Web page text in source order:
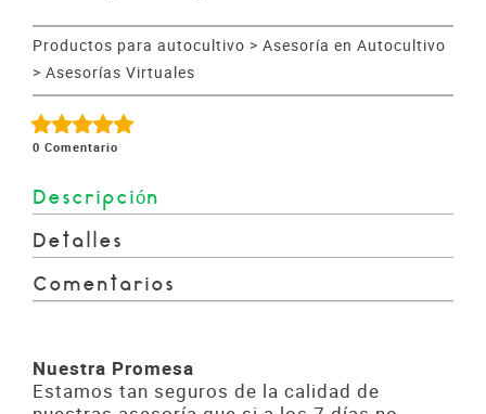
Productos para autocultivo > Asesoría en Autocultivo
> Asesorías Virtuales
0 Comentario
Descripción
Detalles
Comentarios
Nuestra Promesa
Estamos tan seguros de la calidad de